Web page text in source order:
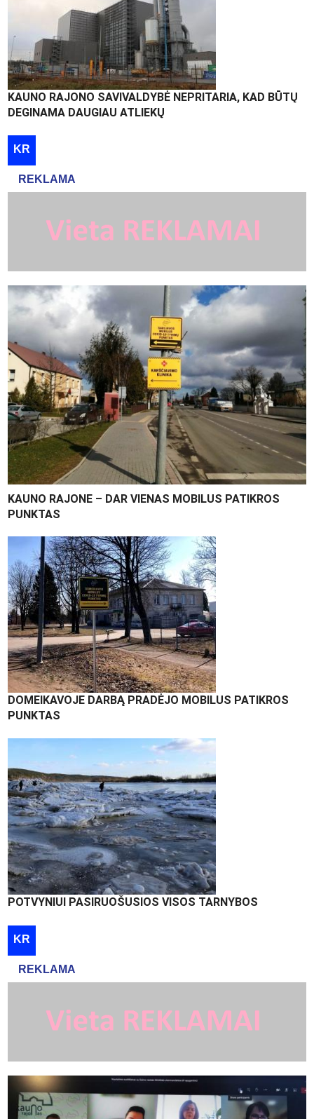
KAUNO RAJONO SAVIVALDYBĖ NEPRITARIA, KAD BŪTŲ
DEGINAMA DAUGIAU ATLIEKŲ
KR
REKLAMA
KAUNO RAJONE – DAR VIENAS MOBILUS PATIKROS
PUNKTAS
DOMEIKAVOJE DARBĄ PRADĖJO MOBILUS PATIKROS
PUNKTAS
POTVYNIUI PASIRUOŠUSIOS VISOS TARNYBOS
KR
REKLAMA